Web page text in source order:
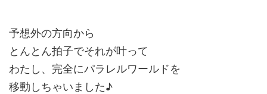
予想外の方向から
とんとん拍子でそれが叶って
わたし、完全にパラレルワールドを
移動しちゃいました♪